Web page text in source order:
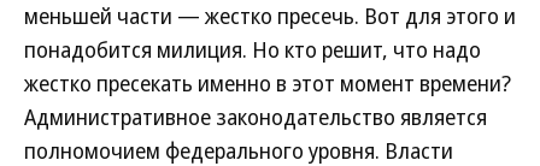
меньшей части — жестко пресечь. Вот для этого и
понадобится милиция. Но кто решит, что надо
жестко пресекать именно в этот момент времени?
Административное законодательство является
полномочием федерального уровня. Власти